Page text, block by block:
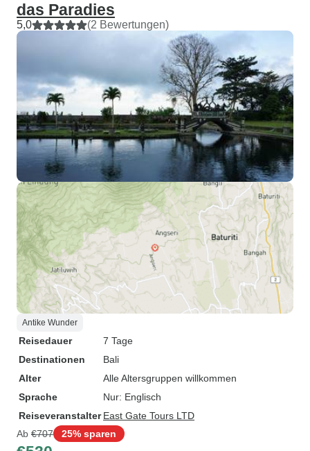
das Paradies
5,0 (2 Bewertungen)
Antike Wunder
Reisedauer
7 Tage
Destinationen
Bali
Alter
Alle Altersgruppen willkommen
Sprache
Nur: Englisch
Reiseveranstalter East Gate Tours LTD
Ab €707 25% sparen